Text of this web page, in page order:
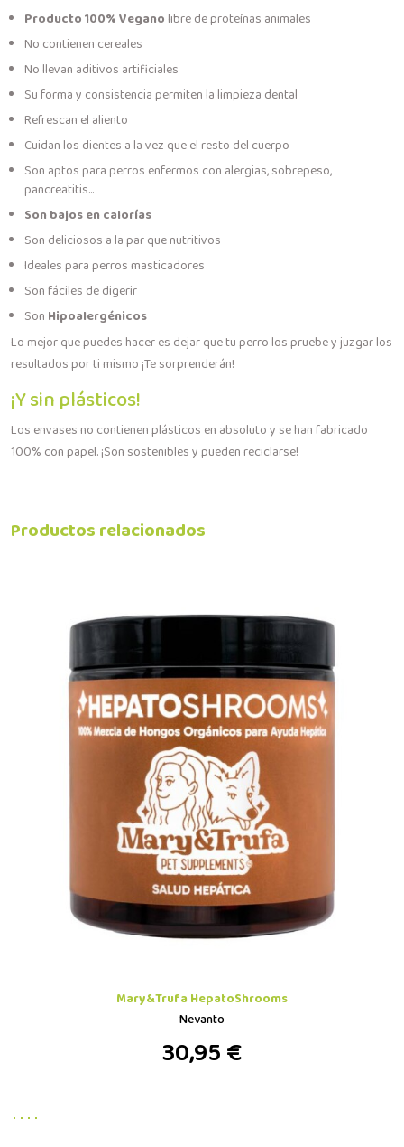
Producto 100% Veganolibre de proteínas animales
No contienen cereales
No llevan aditivos artificiales
Su forma y consistencia permiten la limpieza dental
Refrescan el aliento
Cuidan los dientes a la vez que el resto del cuerpo
Son aptos para perros enfermos con alergias, sobrepeso,
pancreatitis...
Son bajos en calorías
Son deliciosos a la par que nutritivos
Ideales para perros masticadores
Son fáciles de digerir
Son Hipoalergénicos
Lo mejor que puedes hacer es dejar que tu perro los pruebe y juzgar los
resultados por ti mismo ¡Te sorprenderán!
¡Y sin plásticos!
Los envases no contienen plásticos en absoluto y se han fabricado
100% con papel. ¡Son sostenibles y pueden reciclarse!
Productos relacionados
Mary&Trufa HepatoShrooms
Nevanto
30,95 €